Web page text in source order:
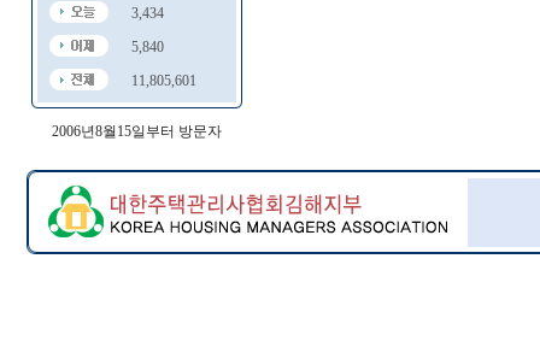
3,434
5,840
11,805,601
2006년8월15일부터 방문자